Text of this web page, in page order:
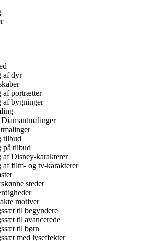
af dyr
af portrætter
af bygninger
tilbud
på tilbud
af Disney-karakterer
af film- og tv-karakterer
steder
motiver
til begyndere
til avancerede
til børn
med lyseffekter